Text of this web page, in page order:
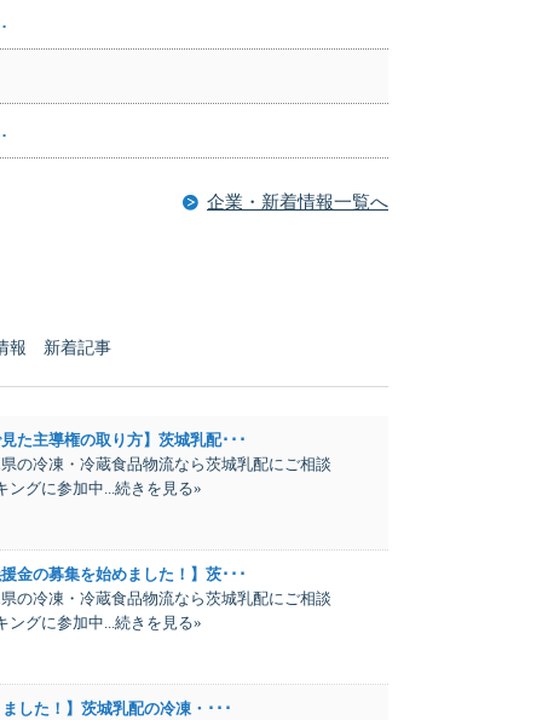
企業・新着情報一覧へ
報 新着記事
見た主導権の取り方】茨城乳配･･･
の冷凍・冷蔵食品物流なら茨城乳配にご相談
ングに参加中...続きを見る»
援金の募集を始めました！】茨･･･
の冷凍・冷蔵食品物流なら茨城乳配にご相談
ングに参加中...続きを見る»
ました！】茨城乳配の冷凍・･･･